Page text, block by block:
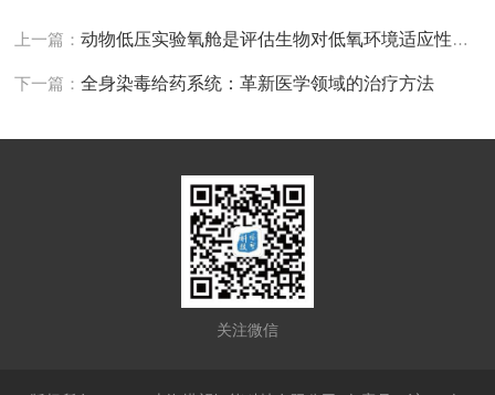
上一篇：动物低压实验氧舱是评估生物对低氧环境适应性的关键工具
下一篇：全身染毒给药系统：革新医学领域的治疗方法
关注微信